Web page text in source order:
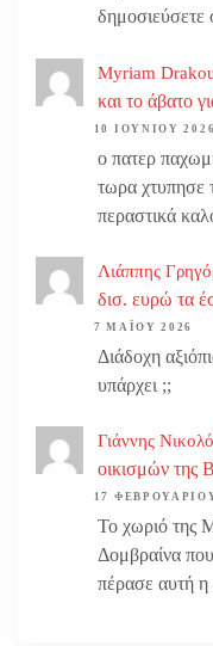
Myriam
και το άβατο
10 ΙΟΥΝΊΟΥ 2026
ο πατερ
τωρα χτυπησε
περαστικά
Λιάππης
δισ. ευρώ τα
7 ΜΑΪ́ΟΥ 2026
Διάδοχη
υπάρχει ;;
Γιάννης
οικισμών της
17
Το χωριό της
Δομβραίνα
πέρασε αυτή